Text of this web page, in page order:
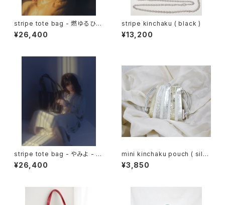
stripe tote bag - 燃ゆるひ -
( red )
¥26,400
stripe kinchaku ( black )
¥13,200
stripe tote bag - やみよ - (
black )
¥26,400
mini kinchaku pouch ( silv
er )
¥3,850